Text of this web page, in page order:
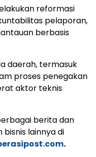
reformasi
pelaporan,
berbasis
daerah, termasuk
proses penegakan
aktor teknis
berita dan
lainnya di
.